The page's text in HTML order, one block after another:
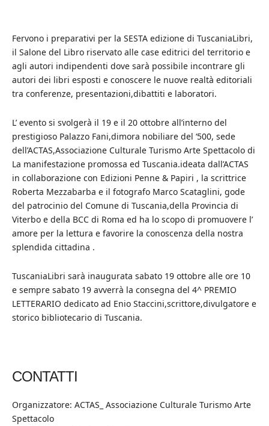
Fervono i preparativi per la SESTA edizione di TuscaniaLibri,
il Salone del Libro riservato alle case editrici del territorio e
agli autori indipendenti dove sarà possibile incontrare gli
autori dei libri esposti e conoscere le nuove realtà editoriali
tra conferenze, presentazioni,dibattiti e laboratori.
L’ evento si svolgerà il 19 e il 20 ottobre all’interno del
prestigioso Palazzo Fani,dimora nobiliare del ‘500, sede
dell’ACTAS,Associazione Culturale Turismo Arte Spettacolo di
La manifestazione promossa ed Tuscania.ideata dall’ACTAS
in collaborazione con Edizioni Penne & Papiri , la scrittrice
Roberta Mezzabarba e il fotografo Marco Scataglini, gode
del patrocinio del Comune di Tuscania,della Provincia di
Viterbo e della BCC di Roma ed ha lo scopo di promuovere l’
amore per la lettura e favorire la conoscenza della nostra
splendida cittadina .
TuscaniaLibri sarà inaugurata sabato 19 ottobre alle ore 10
e sempre sabato 19 avverrà la consegna del 4^ PREMIO
LETTERARIO dedicato ad Enio Staccini,scrittore,divulgatore e
storico bibliotecario di Tuscania.
CONTATTI
Organizzatore: ACTAS_ Associazione Culturale Turismo Arte
Spettacolo